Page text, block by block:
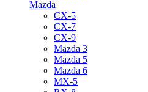
Mazda
CX-5
CX-7
CX-9
Mazda 3
Mazda 5
Mazda 6
MX-5